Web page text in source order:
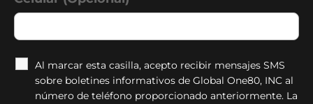
Al marcar esta casilla, acepto recibir mensajes SMS
sobre boletines informativos de Global One80, INC al
número de teléfono proporcionado anteriormente. La